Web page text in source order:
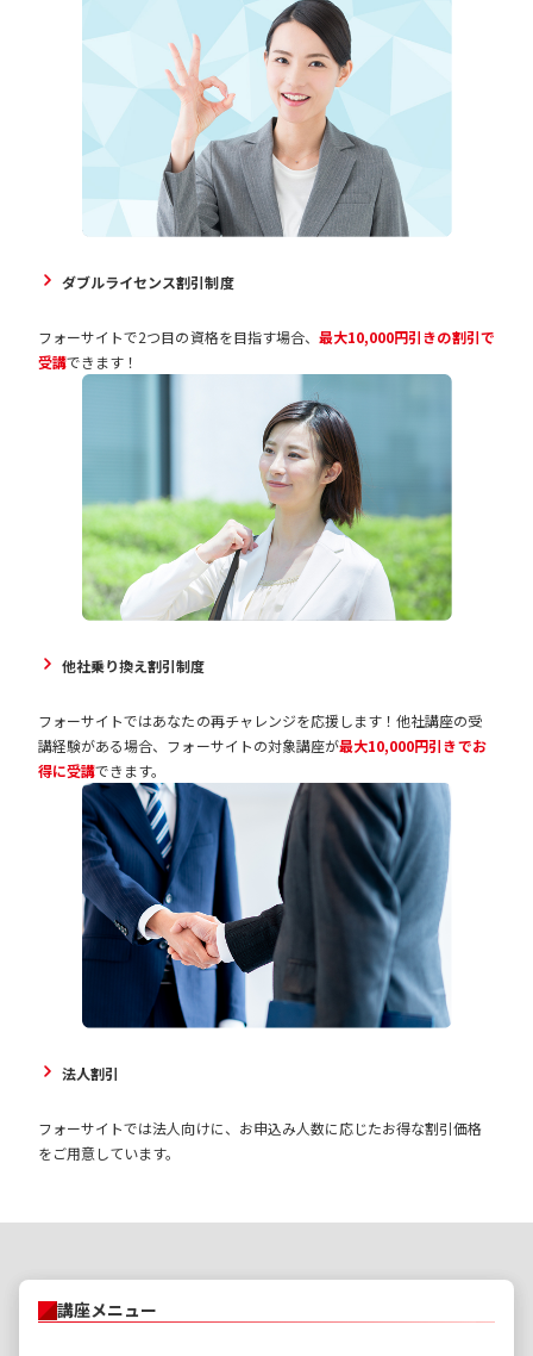
ダブルライセンス割引制度
フォーサイトで2つ目の資格を目指す場合、 最大10,000円引きの割引で
受講できます！
他社乗り換え割引制度
フォーサイトではあなたの再チャレンジを応援します！他社講座の受
講経験がある場合、フォーサイトの対象講座が最大10,000円引きでお
得に受講できます。
法人割引
フォーサイトでは法人向けに、お申込み人数に応じたお得な割引価格
をご用意しています。
講座メニュー